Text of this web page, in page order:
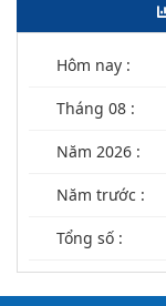
Hôm nay :
Tháng 08 :
Năm 2026 :
Năm trước :
Tổng số :